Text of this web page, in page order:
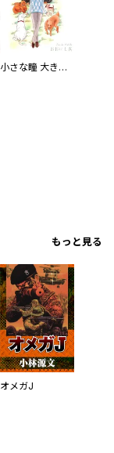
小さな瞳 大きな鼓動
もっと見る
オメガJ